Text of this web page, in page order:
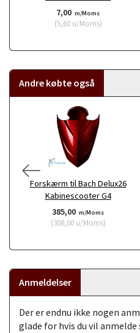
7,00 m/Moms
(5,60u/Moms)
Andre købte også
Forskærm til Bach Delux26
Kabinescooter G4
385,00 m/Moms
(308,00u/Moms)
Anmeldelser
Der er endnu ikke nogen
glade for hvis du vil